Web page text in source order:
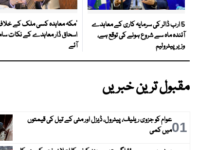
5 ارب ڈالر کی سرمایہ کاری کے معاہدے
آئندہ ماہ سے شروع ہونے کی توقع ہے،
وزیر پیٹرولیم
‘مکہ معاہدہ کسی ملک کے
اسحاق ڈار معاہدے کے نکات
آئے
مقبول ترین خبریں
01عوام کو جزوی ریلیف، پیٹرول، ڈیزل اور مٹی کے تیل کی قیمتوں
میں کمی